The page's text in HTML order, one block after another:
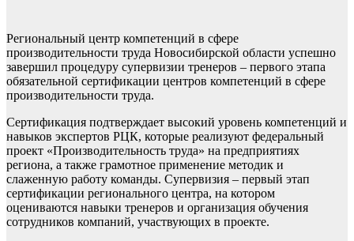
Региональный центр компетенций в сфере
производительности труда Новосибирской области успешно
завершил процедуру супервизии тренеров – первого этапа
обязательной сертификации центров компетенций в сфере
производительности труда.
Сертификация подтверждает высокий уровень компетенций и
навыков экспертов РЦК, которые реализуют федеральный
проект «Производительность труда» на предприятиях
региона, а также грамотное применение методик и
слаженную работу команды. Супервизия – первый этап
сертификации регионального центра, на котором
оцениваются навыки тренеров и организация обучения
сотрудников компаний, участвующих в проекте.